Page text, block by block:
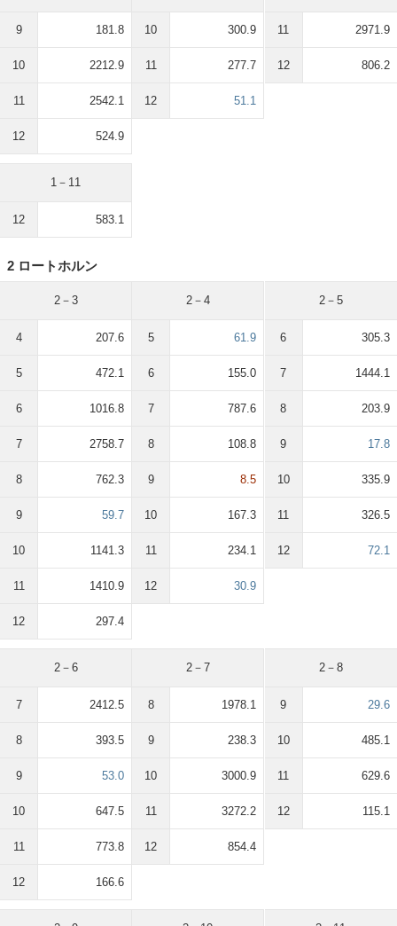
9 181.8
10 2212.9
11 2542.1
12 524.9
10 300.9
11 277.7
12 51.1
11 2971.9
12 806.2
1－11
12 583.1
2 ロートホルン
2－3
4 207.6
5 472.1
6 1016.8
7 2758.7
8 762.3
9 59.7
10 1141.3
11 1410.9
12 297.4
2－4
5 61.9
6 155.0
7 787.6
8 108.8
9 8.5
10 167.3
11 234.1
12 30.9
2－5
6 305.3
7 1444.1
8 203.9
9 17.8
10 335.9
11 326.5
12 72.1
2－6
7 2412.5
8 393.5
9 53.0
10 647.5
11 773.8
12 166.6
2－7
8 1978.1
9 238.3
10 3000.9
11 3272.2
12 854.4
2－8
9 29.6
10 485.1
11 629.6
12 115.1